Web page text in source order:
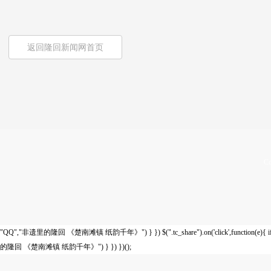
返回隆回新闻网首页
"QQ","非遗里的隆回 《楚南滩镇 纸韵千年》") } }) $(".tc_share").on('click',function(e){
的隆回 《楚南滩镇 纸韵千年》") } }) })();